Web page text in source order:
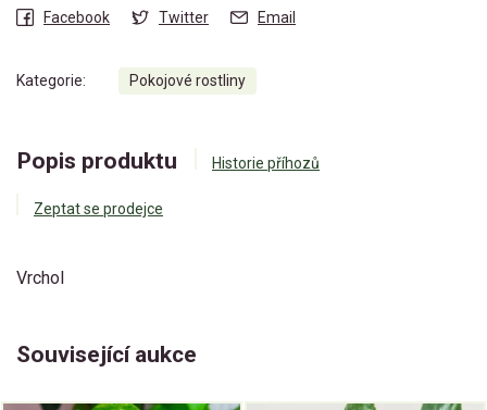
Facebook Twitter Email
Kategorie: Pokojové rostliny
Popis produktu Historie příhozů
Zeptat se prodejce
Vrchol
Související aukce